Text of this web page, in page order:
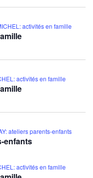
activités en famille
activités en famille
enfants
ateliers parents-enfants
activités en famille